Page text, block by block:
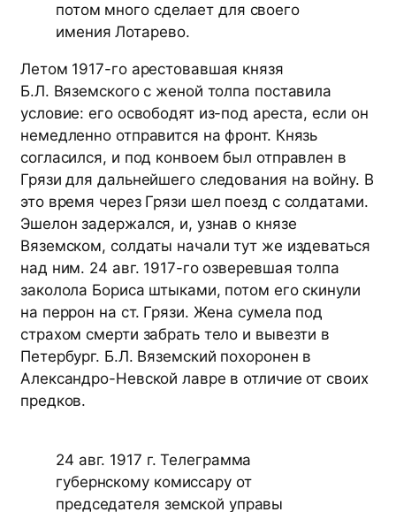
потом много сделает для своего
имения Лотарево.
Летом 1917-го арестовавшая князя
Б.Л. Вяземского с женой толпа поставила
условие: его освободят из-под ареста, если он
немедленно отправится на фронт. Князь
согласился, и под конвоем был отправлен в
Грязи для дальнейшего следования на войну. В
это время через Грязи шел поезд с солдатами.
Эшелон задержался, и, узнав о князе
Вяземском, солдаты начали тут же издеваться
над ним. 24 авг. 1917-го озверевшая толпа
заколола Бориса штыками, потом его скинули
на перрон на ст. Грязи. Жена сумела под
страхом смерти забрать тело и вывезти в
Петербург. Б.Л. Вяземский похоронен в
Александро-Невской лавре в отличие от своих
предков.
24 авг. 1917 г. Телеграмма
губернскому комиссару от
председателя земской управы